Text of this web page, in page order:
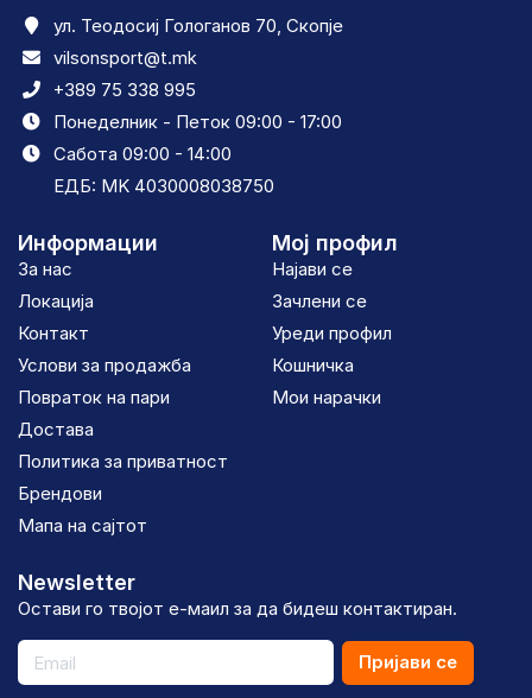
ул. Теодосиј Гологанов 70, Скопје
vilsonsport@t.mk
+389 75 338 995
Понеделник - Петок 09:00 - 17:00
Сабота 09:00 - 14:00
ЕДБ: MK 4030008038750
Информации
За нас
Локација
Контакт
Услови за продажба
Повраток на пари
Достава
Политика за приватност
Брендови
Мапа на сајтот
Мој профил
Најави се
Зачлени се
Уреди профил
Кошничка
Мои нарачки
Newsletter
Остави го твојот е-маил за да бидеш контактиран.
Пријави се